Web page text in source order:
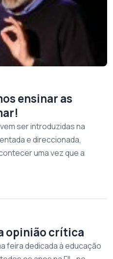
ensinar as
ser introduzidas na
e direccionada,
uma vez que a
opinião crítica
feira dedicada à educação